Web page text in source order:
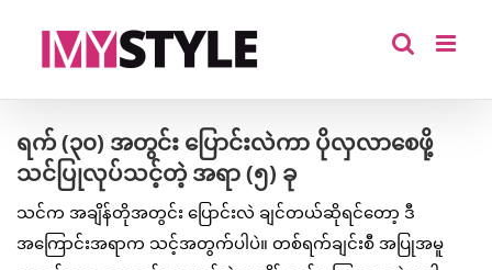
ရက် (၃၀) အတွင်း ပြောင်းလဲကာ ပိုလှလာစေဖို့
သင်ပြုလုပ်သင့်တဲ့ အရာ (၅) ခု
သင်က အချိန်တိုအတွင်း ပြောင်းလဲ ချင်တယ်ဆိုရင်တော့ ဒီ
အကြောင်းအရာက သင့်အတွက်ပါပဲ။ တစ်ရက်ချင်းစီ အပြုအမူ